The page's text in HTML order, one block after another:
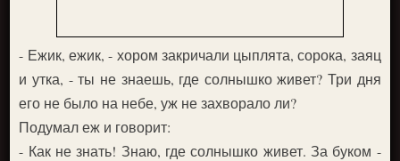
- Ежик, ежик, - хором закричали цыплята, сорока, заяц
и утка, - ты не знаешь, где солнышко живет? Три дня
его не было на небе, уж не захворало ли?
Подумал еж и говорит:
- Как не знать! Знаю, где солнышко живет. За буком -